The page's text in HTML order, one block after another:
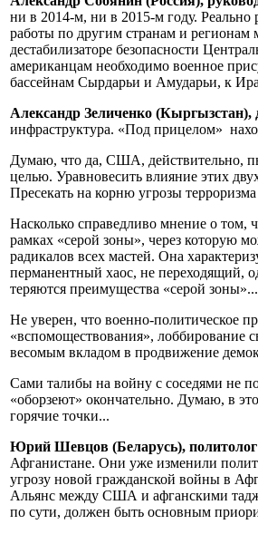
ни в 2014-м, ни в 2015-м году.
работы по другим странам и регионам
дестабилизаторе безопасности
американцам необходимо военное
бассейнам Сырдарьи и Амударьи, к
Александр Зеличенко (Кыргызстан),
инфраструктура. «Под прицелом»
Думаю, что да, США, действительно,
целью. Уравновесить влияние этих
Пресекать на корню угрозы
Насколько справедливо мнение о том,
рамках «серой зоны», через которую
радикалов всех мастей. Она
перманентный хаос, не переходящий,
теряются преимущества «серой зоны»...
Не уверен, что военно-политическое
«вспомоществования», лоббирование
весомым вкладом в продвижение
Сами талибы на войну с соседями не
«оборзеют» окончательно. Думаю, в
горячие точки...
Юрий Шевцов (Беларусь),
Афганистане. Они уже изменили
угрозу новой гражданской войны в
Альянс между США и афганскими
по сути, должен быть основным